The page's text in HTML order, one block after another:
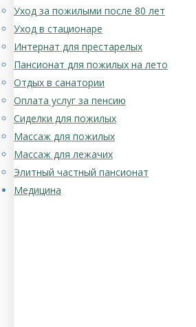
Уход за пожилыми после 80 лет
Уход в стационаре
Интернат для престарелых
Пансионат для пожилых на лето
Отдых в санатории
Оплата услуг за пенсию
Сиделки для пожилых
Массаж для пожилых
Массаж для лежачих
Элитный частный пансионат
Медицина